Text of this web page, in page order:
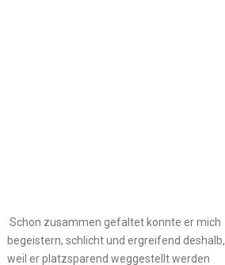
Schon zusammen gefaltet konnte er mich
begeistern, schlicht und ergreifend deshalb,
weil er platzsparend weggestellt werden